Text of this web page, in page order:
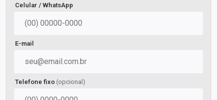
Celular / WhatsApp
E-mail
Telefone fixo (opcional)